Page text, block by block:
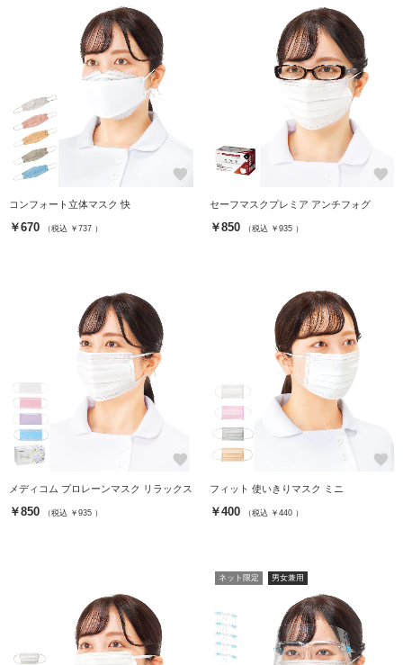
favorite
コンフォート立体マスク 快
￥670 （税込 ￥737 ）
favorite
セーフマスクプレミア アンチフォグ
￥850 （税込 ￥935 ）
favorite
メディコム プロレーンマスク リラックス
￥850 （税込 ￥935 ）
favorite
フィット 使いきりマスク ミニ
￥400 （税込 ￥440 ）
ネット限定 男女兼用